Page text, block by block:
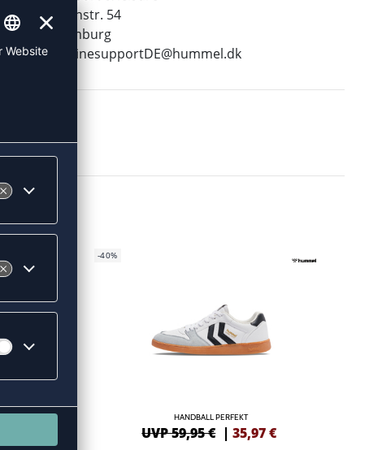
Leverkusenstr. 54
22761 Hamburg
E-Mail:
onlinesupportDE@hummel.dk
-40%
HANDBALL PERFEKT
UVP 59,95 € |35,97€